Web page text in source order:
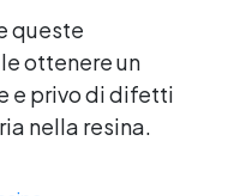
queste
ottenere un
e privo di difetti
nella resina.